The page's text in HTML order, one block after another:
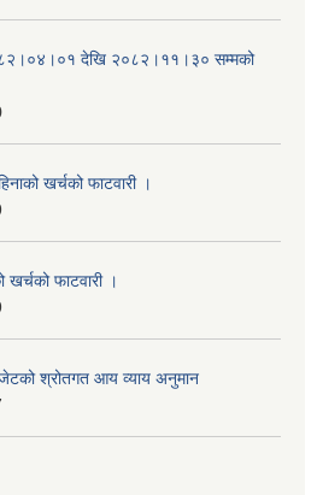
देखि २०८२।११।३० सम्मको
खर्चको फाटवारी ।
फाटवारी ।
श्रोतगत आय व्याय अनुमान